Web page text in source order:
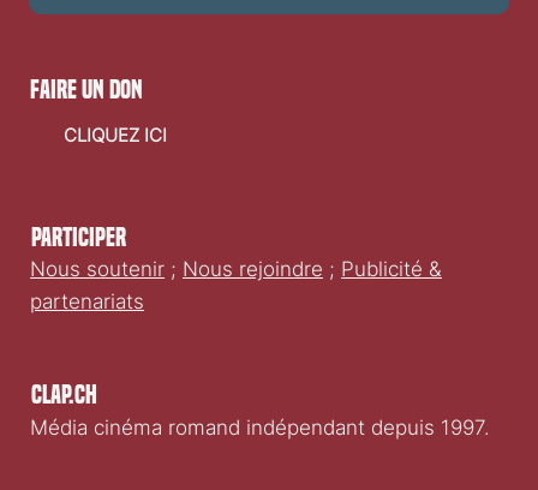
Clap.ch
Média cinéma romand indépendant depuis 1997.
Participer
Nous soutenir ; Nous rejoindre ; Publicité &
partenariats
faire un don
CLIQUEZ ICI